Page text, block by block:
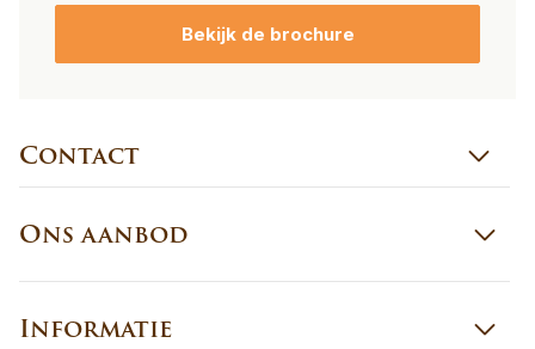
Contact
Ons aanbod
Informatie
Bekijk de brochure